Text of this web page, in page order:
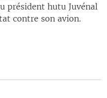
président hutu Juvénal
contre son avion.